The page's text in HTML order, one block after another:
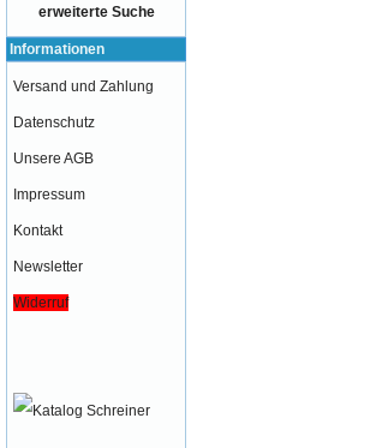
erweiterte Suche
Informationen
Versand und Zahlung
Datenschutz
Unsere AGB
Impressum
Kontakt
Newsletter
Widerruf